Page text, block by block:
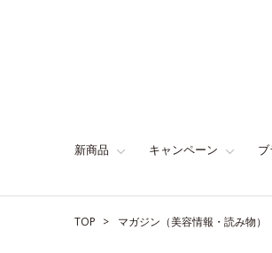
新商品 キャンペーン
TOP マガジン（美容情報・読み物）